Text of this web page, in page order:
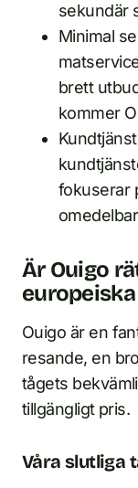
sekundär
Minimal
brett
kommer
fokuserar
Är Ouigo
Ouigo är en
resande, en
tågets
tillgängligt pris.
Våra slutliga